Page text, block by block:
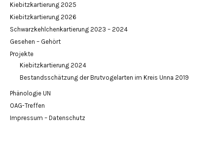
Kiebitzkartierung 2025
Kiebitzkartierung 2026
Schwarzkehlchenkartierung 2023 – 2024
Gesehen – Gehört
Projekte
Kiebitzkartierung 2024
Bestandsschätzung der Brutvogelarten im Kreis Unna 2019
Phänologie UN
OAG-Treffen
Impressum – Datenschutz